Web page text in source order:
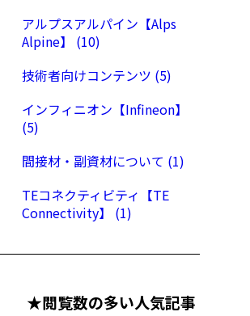
アルプスアルパイン【Alps
Alpine】 (10)
技術者向けコンテンツ (5)
インフィニオン【Infineon】
(5)
間接材・副資材について (1)
TEコネクティビティ【TE
Connectivity】 (1)
★閲覧数の多い人気記事